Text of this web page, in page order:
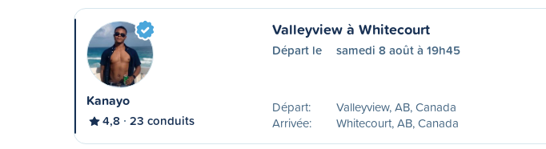
Kanayo
4,8 23 conduits
Valleyview à Whitecourt
Départ le samedi 8 août à 19h45
Départ:
Valleyview, AB, Canada
Arrivée:
Whitecourt, AB, Canada